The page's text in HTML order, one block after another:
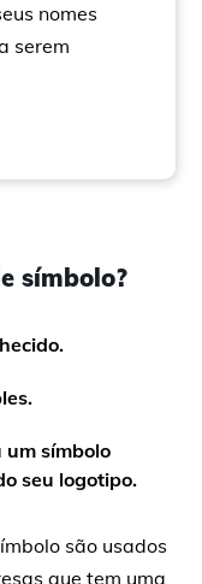
nomes
serem
símbolo?
um símbolo
seu logotipo.
são usados
que tem uma